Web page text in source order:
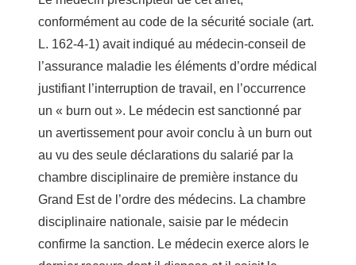
conformément au code de la sécurité sociale (art.
L. 162-4-1) avait indiqué au médecin-conseil de
l’assurance maladie les éléments d’ordre médical
justifiant l’interruption de travail, en l’occurrence
un « burn out ». Le médecin est sanctionné par
un avertissement pour avoir conclu à un burn out
au vu des seule déclarations du salarié par la
chambre disciplinaire de première instance du
Grand Est de l’ordre des médecins. La chambre
disciplinaire nationale, saisie par le médecin
confirme la sanction. Le médecin exerce alors le